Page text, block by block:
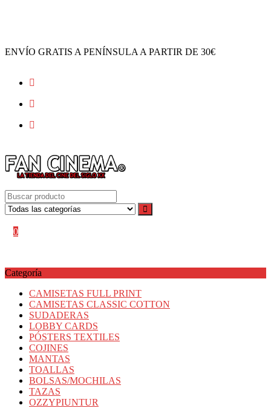
ENVÍO GRATIS A PENÍNSULA A PARTIR DE 30€
0
Categoría
CAMISETAS FULL PRINT
CAMISETAS CLASSIC COTTON
SUDADERAS
LOBBY CARDS
PÓSTERS TEXTILES
COJINES
MANTAS
TOALLAS
BOLSAS/MOCHILAS
TAZAS
OZZYPIUNTUR